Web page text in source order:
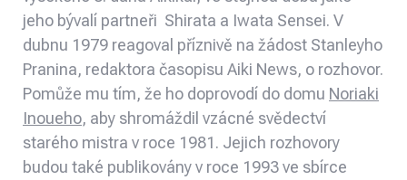
jeho bývalí partneři Shirata a Iwata Sensei. V
dubnu 1979 reagoval příznivě na žádost Stanleyho
Pranina, redaktora časopisu Aiki News, o rozhovor.
Pomůže mu tím, že ho doprovodí do domu Noriaki
Inoueho, aby shromáždil vzácné svědectví
starého mistra v roce 1981. Jejich rozhovory
budou také publikovány v roce 1993 ve sbírce